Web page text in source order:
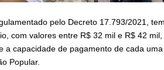
pelo Decreto 17.793/2021,
com valores entre R$ 32 mil e R$ 42
capacidade de pagamento de cada
Popular.